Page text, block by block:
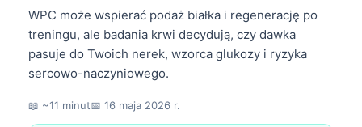
WPC może wspierać podaż białka i regenerację po
treningu, ale badania krwi decydują, czy dawka
pasuje do Twoich nerek, wzorca glukozy i ryzyka
sercowo-naczyniowego.
📖 ~11 minut📅 16 maja 2026 r.